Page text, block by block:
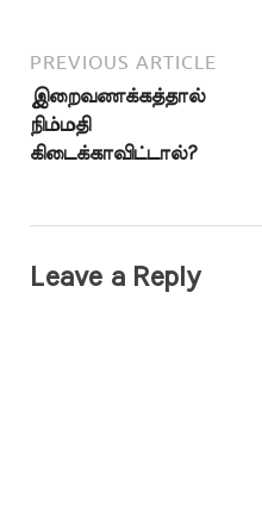
PREVIOUS ARTICLE
இறைவணக்கத்தால்
நிம்மதி
கிடைக்காவிட்டால்?
Leave a Reply